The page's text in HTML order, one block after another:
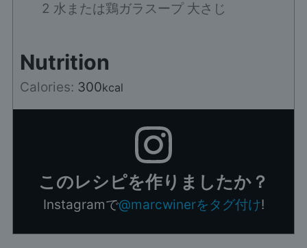
2 水または鶏ガラスープ 大さじ
Nutrition
Calories: 300kcal
このレシピを作りましたか？
Instagramで@marcwinerをタグ付け!